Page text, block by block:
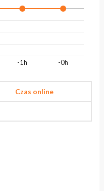
-1h -0h
Czas online